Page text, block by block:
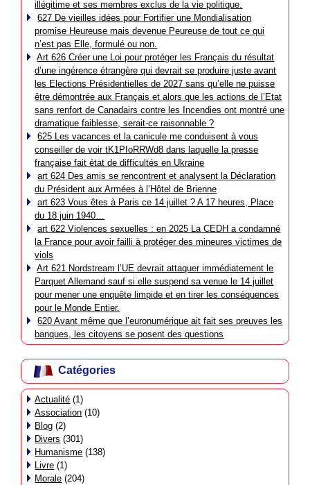
illégitime et ses membres exclus de la vie politique.
627 De vieilles idées pour Fortifier une Mondialisation
promise Heureuse mais devenue Peureuse de tout ce qui
n’est pas Elle, formulé ou non.
Art 626 Créer une Loi pour protéger les Français du résultat
d’une ingérence étrangère qui devrait se produire juste avant
les Elections Présidentielles de 2027 sans qu’elle ne puisse
être démontrée aux Français et alors que les actions de l’Etat
sans renfort de Canadairs contre les Incendies ont montré une
dramatique faiblesse, serait-ce raisonnable ?
625 Les vacances et la canicule me conduisent à vous
conseiller de voir tK1PIoRRWd8 dans laquelle la presse
française fait état de difficultés en Ukraine
art 624 Des amis se rencontrent et analysent la Déclaration
du Président aux Armées à l’Hôtel de Brienne
art 623 Vous êtes à Paris ce 14 juillet ? A 17 heures, Place
du 18 juin 1940…
art 622 Violences sexuelles : en 2025 La CEDH a condamné
la France pour avoir failli à protéger des mineures victimes de
viols
Art 621 Nordstream l’UE devrait attaquer immédiatement le
Parquet Allemand sauf si elle suspend sa venue le 14 juillet
pour mener une enquête limpide et en tirer les conséquences
pour le Monde Entier.
620 Avant même que l’euronumérique ait fait ses preuves les
banques, les citoyens se posent des questions
Catégories
Actualité (1)
Association (10)
Blog (2)
Divers (301)
Humanisme (138)
Livre (1)
Morale (204)